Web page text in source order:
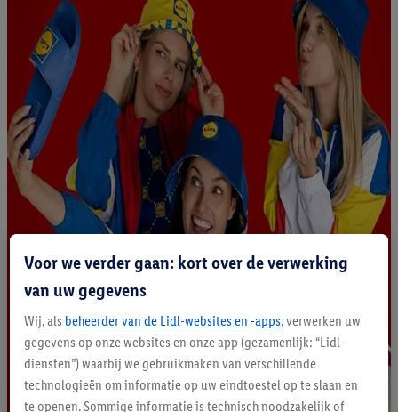
Voor we verder gaan: kort over de verwerking
van uw gegevens
Wij, als beheerder van de Lidl-websites en -apps, verwerken uw
gegevens op onze websites en onze app (gezamenlijk: “Lidl-
diensten”) waarbij we gebruikmaken van verschillende
technologieën om informatie op uw eindtoestel op te slaan en
te openen. Sommige informatie is technisch noodzakelijk of